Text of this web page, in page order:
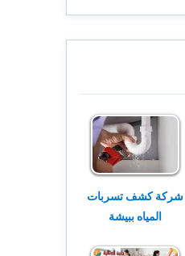
شركة كشف تسربات
المياه ببيشة